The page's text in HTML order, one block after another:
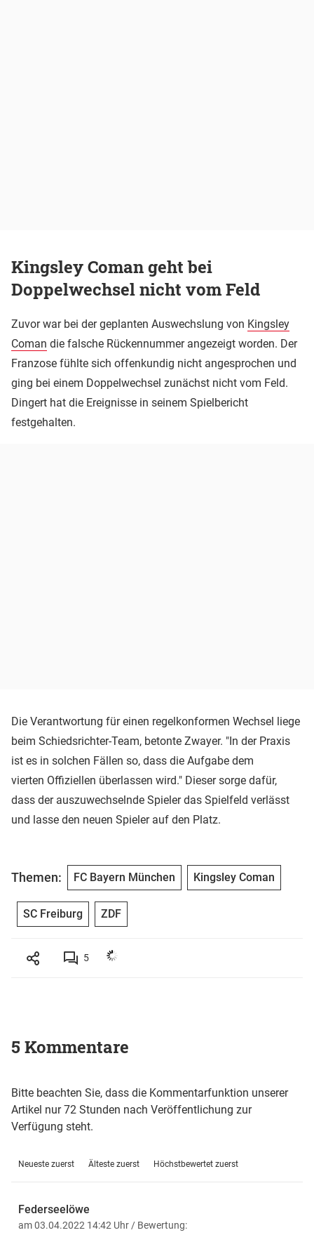
Kingsley Coman geht bei
Doppelwechsel nicht vom Feld
Zuvor war bei der geplanten Auswechslung von Kingsley
Coman die falsche Rückennummer angezeigt worden. Der
Franzose fühlte sich offenkundig nicht angesprochen und
ging bei einem Doppelwechsel zunächst nicht vom Feld.
Dingert hat die Ereignisse in seinem Spielbericht
festgehalten.
Die Verantwortung für einen regelkonformen Wechsel liege
beim Schiedsrichter-Team, betonte Zwayer. "In der Praxis
ist es in solchen Fällen so, dass die Aufgabe dem
vierten Offiziellen überlassen wird." Dieser sorge dafür,
dass der auszuwechselnde Spieler das Spielfeld verlässt
und lasse den neuen Spieler auf den Platz.
Themen: FC Bayern München Kingsley Coman
SC Freiburg ZDF
5
5 Kommentare
Bitte beachten Sie, dass die Kommentarfunktion unserer
Artikel nur 72 Stunden nach Veröffentlichung zur
Verfügung steht.
Neueste zuerst Älteste zuerst Höchstbewertet zuerst
Federseelöwe
am 03.04.2022 14:42 Uhr / Bewertung: